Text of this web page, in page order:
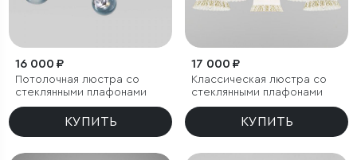
16 000 ₽
Потолочная люстра со
стеклянными плафонами
КУПИТЬ
17 000 ₽
Классическая люстра со
стеклянными плафонами
КУПИТЬ